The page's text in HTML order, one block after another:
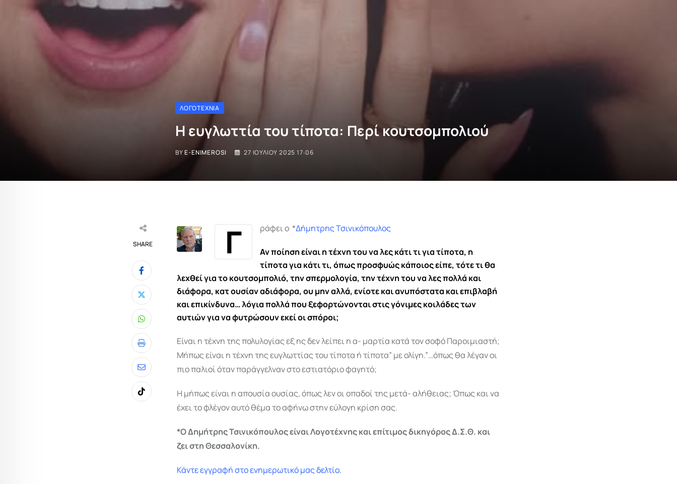
ΛΟΓΟΤΕΧΝΊΑ
Η ευγλωττία του τίποτα: Περί κουτσομπολιού
BYE-ENIMEROSI 27 ΙΟΥΛΊΟΥ 2025 17:06
SHARE
Whatsapp
Print
Share
via
Email
Tiktok
Γ ράφει ο *Δήμητρης Τσινικόπουλος
Αν ποίηση είναι η τέχνη του να λες κάτι τι για τίποτα, η
τίποτα για κάτι τι, όπως προσφυώς κάποιος είπε, τότε τι θα
λεχθεί για το κουτσομπολιό, την σπερμολογία, την τέχνη του να λες πολλά και
διάφορα, κατ ουσίαν αδιάφορα, ου μην αλλά, ενίοτε και ανυπόστατα και επιβλαβή
και επικίνδυνα… λόγια πολλά που ξεφορτώνονται στις γόνιμες κοιλάδες των
αυτιών για να φυτρώσουν εκεί οι σπόροι;
Είναι η τέχνη της πολυλογίας εξ ης δεν λείπει η α- μαρτία κατά τον σοφό Παροιμιαστή;
Μήπως είναι η τέχνη της ευγλωττίας του τίποτα ή τίποτα” με ολίγη.”…όπως θα λέγαν οι
πιο παλιοί όταν παράγγελναν στο εστιατόριο φαγητό;
Η μήπως είναι η απουσία ουσίας, όπως λεν οι οπαδοί της μετά- αλήθειας; Όπως και να
έχει το φλέγον αυτό θέμα το αφήνω στην εύλογη κρίση σας.
*Ο Δημήτρης Τσινικόπουλος είναι Λογοτέχνης και επίτιμος δικηγόρος Δ.Σ.Θ. και
ζει στη Θεσσαλονίκη.
Κάντε εγγραφή στο ενημερωτικό μας δελτίο.